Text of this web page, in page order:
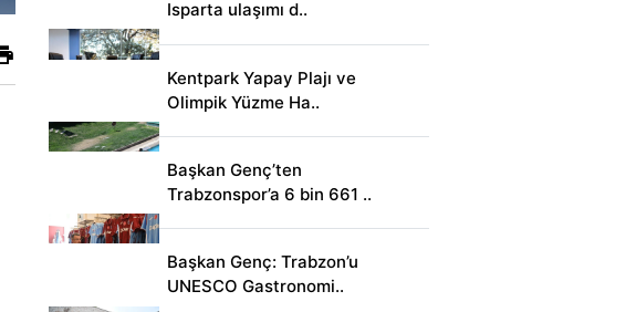
Isparta ulaşımı d..
Kentpark Yapay Plajı ve
Olimpik Yüzme Ha..
Başkan Genç’ten
Trabzonspor’a 6 bin 661 ..
Başkan Genç: Trabzon’u
UNESCO Gastronomi..